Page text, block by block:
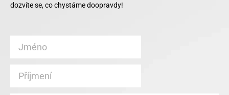
dozvíte se, co chystáme doopravdy!